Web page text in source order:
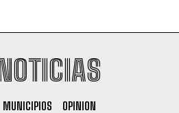
MUNICIPIOS
OPINION